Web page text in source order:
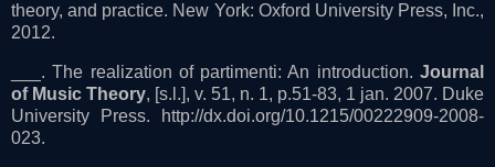
theory, and practice. New York: Oxford University Press, Inc.,
2012.
___. The realization of partimenti: An introduction. Journal
of Music Theory, [s.l.], v. 51, n. 1, p.51-83, 1 jan. 2007. Duke
University Press. http://dx.doi.org/10.1215/00222909-2008-
023.